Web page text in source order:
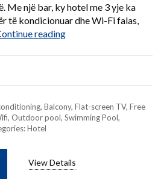
Me një bar, ky hotel me 3 yje ka
të kondicionuar dhe Wi-Fi falas,
reading“Hotel Itaka në Lukovë”
,Balcony,Flat-screen TV,Free
,Outdoor pool,Swimming Pool,
Hotel
View Details